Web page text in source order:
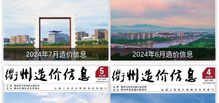
2024年7月造价信息 2024年6月造价信息